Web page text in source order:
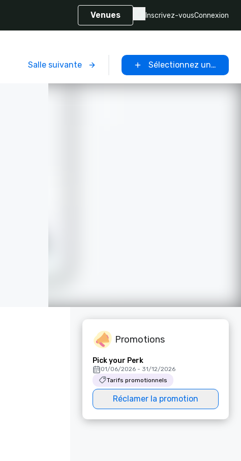
Venues Inscrivez-vousConnexion
Salle suivante Sélectionnez un lieu
Promotions
Pick your Perk
01/06/2026 - 31/12/2026
Tarifs promotionnels
Réclamer la promotion